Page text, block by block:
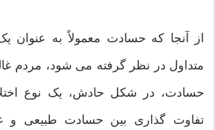
از آنجا که حسادت معمولاً به عنوان
متداول در نظر گرفته می شود، مردم
حسادت، در شکل حادش، یک نوع
تفاوت گذاری بین حسادت طبیعی و